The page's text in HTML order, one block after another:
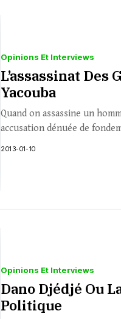
Opinions Et Interviews
L’assassinat Des
Yacouba
Quand on assassine un
accusation dénuée de
2013-01-10
Opinions Et Interviews
Dano Djédjé Ou
Politique